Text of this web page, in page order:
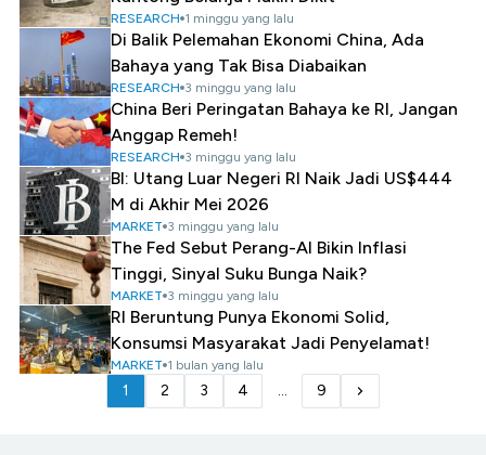
RESEARCH 1 minggu yang lalu
Di Balik Pelemahan Ekonomi China, Ada
Bahaya yang Tak Bisa Diabaikan
RESEARCH 3 minggu yang lalu
China Beri Peringatan Bahaya ke RI, Jangan
Anggap Remeh!
RESEARCH 3 minggu yang lalu
BI: Utang Luar Negeri RI Naik Jadi US$444
M di Akhir Mei 2026
MARKET 3 minggu yang lalu
The Fed Sebut Perang-AI Bikin Inflasi
Tinggi, Sinyal Suku Bunga Naik?
MARKET 3 minggu yang lalu
RI Beruntung Punya Ekonomi Solid,
Konsumsi Masyarakat Jadi Penyelamat!
MARKET 1 bulan yang lalu
1 2 3 4 ... 9